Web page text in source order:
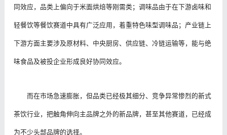
同效应，品类上偏向于米面烘焙等刚需类；调味品由于在下游卤味和
轻餐饮等餐饮赛道中具有广泛应用，着重特色味型调味品；产业链上
下游方面主要涉及原材料、中央厨房、供应链、冷链运输等，能与绝
味食品及被投企业形成良好协同效应。
而在市场急速膨胀，但品类已经极其细分、竞争异常惨烈的新式
茶饮行业，把触角伸向主品牌之外的新品牌，甚至其他赛道，已经成
为不少头部品牌的选择。